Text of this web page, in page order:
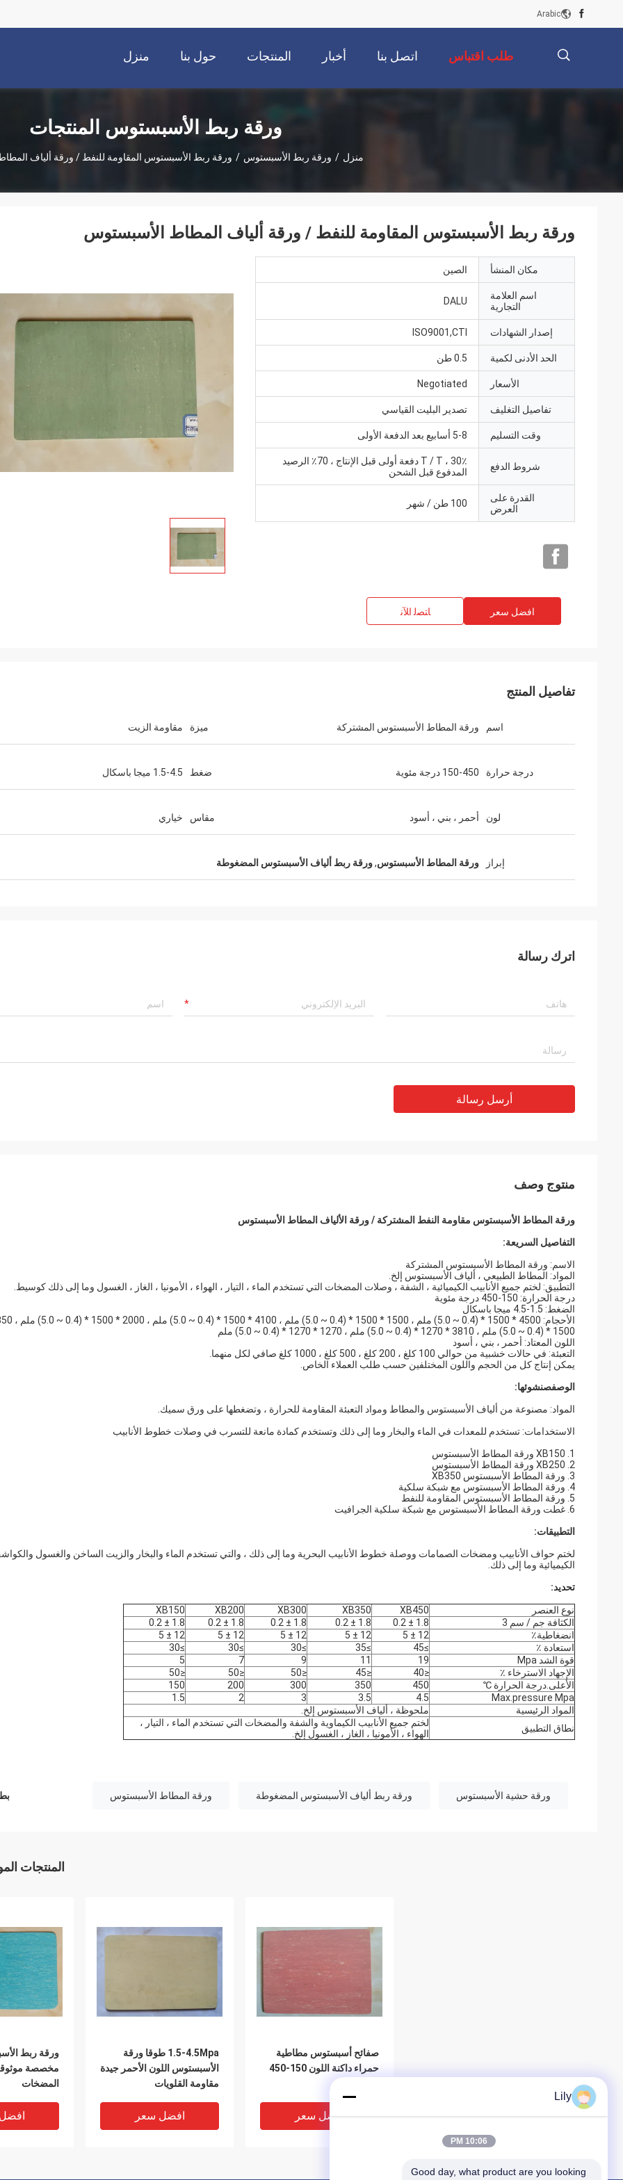
Arabic
منزل حول بنا المنتجات أخبار اتصل بنا طلب اقتباس
ورقة ربط الأسبستوس المنتجات
منزل / ورقة ربط الأسبستوس / ورقة ربط الأسبستوس المقاومة للنفط / ورقة ألياف
ورقة ربط الأسبستوس المقاومة للنفط / ورقة ألياف المطاط الأسبستوس
مكان المنشأ الصين
اسم العلامة
التجارية
DALU
إصدار الشهادات ISO9001,CTI
الحد الأدنى لكمية 0.5 طن
الأسعار Negotiated
تفاصيل التغليف تصدير البليت القياسي
وقت التسليم 5-8 أسابيع بعد الدفعة الأولى
شروط الدفع
T / T ، 30٪ دفعة أولى قبل الإنتاج ، 70٪ الرصيد
المدفوع قبل الشحن
القدرة على
العرض
100 طن / شهر
افضل سعر ﺎﺘﺼﻟ ﺍﻶﻧ
تفاصيل المنتج
اسم ورقة المطاط الأسبستوس المشتركة ميزة مقاومة الزيت
درجة حرارة 150-450 درجة مئوية ضغط 1.5-4.5 ميجا باسكال
لون أحمر ، بني ، أسود مقاس خياري
إبراز ورقة المطاط الأسبستوس,ورقة ربط ألياف الأسبستوس المضغوطة
اترك رسالة
أرسل رسالة
منتوج وصف
ورقة المطاط الأسبستوس مقاومة النفط المشتركة / ورقة الألياف المطاط الأسبستوس
التفاصيل السريعة:
الاسم: ورقة المطاط الأسبستوس المشتركة
المواد: المطاط الطبيعي ، ألياف الأسبستوس إلخ.
التطبيق: لختم جميع الأنابيب الكيميائية ، الشفة ، وصلات المضخات التي تستخدم الماء ، التيار ، الهواء ، الأمونيا ، الغاز ، الغسول وما إلى ذلك كوسيط.
درجة الحرارة: 150-450 درجة مئوية
الضغط: 1.5-4.5 ميجا باسكال
1500 * (0.4 ~ 5.0) ملم ، 3810 * 1270 * (0.4 ~ 5.0) ملم ، 1270 * 1270 * (0.4 ~ 5.0) ملم
اللون المعتاد: أحمر ، بني ، أسود
التعبئة: في حالات خشبية من حوالي 100 كلغ ، 200 كلغ ، 500 كلغ ، 1000 كلغ صافي لكل منهما.
يمكن إنتاج كل من الحجم واللون المختلفين حسب طلب العملاء الخاص.
الوصفصنشوئها:
المواد: مصنوعة من ألياف الأسبستوس والمطاط ومواد التعبئة المقاومة للحرارة ، وتضغطها على ورق سميك.
الاستخدامات: تستخدم للمعدات في الماء والبخار وما إلى ذلك وتستخدم كمادة مانعة للتسرب في وصلات خطوط الأنابيب
1. XB150 ورقة المطاط الأسبستوس
2. XB250 ورقة المطاط الأسبستوس
3. ورقة المطاط الأسبستوس XB350
4. ورقة المطاط الأسبستوس مع شبكة سلكية
5. ورقة المطاط الأسبستوس المقاومة للنفط
6. غطت ورقة المطاط الأسبستوس مع شبكة سلكية الجرافيت
التطبيقات:
لختم حواف الأنابيب ومضخات الصمامات ووصلة خطوط الأنابيب البحرية وما إلى ذلك ، والتي تستخدم الماء والبخار والزيت الساخن والغسول
الكيميائية وما إلى ذلك.
تحديد:
نوع العنصر XB450
XB350
XB300
XB200
XB150
الكثافة جم / سم 3
1.8 ± 0.2
1.8 ± 0.2
1.8 ± 0.2
1.8 ± 0.2
1.8 ± 0.2
انضغاطية٪
12 ± 5
12 ± 5
12 ± 5
12 ± 5
12 ± 5
استعادة ٪
≥45
≥35
≥30
≥30
≥30
قوة الشد Mpa
19
11
9
7
5
الإجهاد الاسترخاء ٪
≤40
≤45
≤50
≤50
≤50
الأعلى.درجة الحرارة ℃
450
350
300
200
150
Max.pressure Mpa
4.5
3.5
3
2
1.5
المواد الرئيسية
ملحوظة ، ألياف الأسبستوس إلخ.
نطاق التطبيق
لختم جميع الأنابيب الكيماوية والشفة والمضخات التي تستخدم الماء ، التيار ،
الهواء ، الأمونيا ، الغاز ، الغسول إلخ.
ورقة حشية الأسبستوس ورقة ربط ألياف الأسبستوس المضغوطة ورقة المطاط الأسبستوس
المنتجات
ورقة ربط
مخصصة
المضخات
1.5-4.5Mpa طوقا ورقة
الأسبستوس اللون الأحمر جيدة
مقاومة القلويات
افضل سعر
صفائح أسبستوس مطاطية
حمراء داكنة اللون 150-450
افضل سعر
Lily
10:06 PM
Good day, what product are you looking